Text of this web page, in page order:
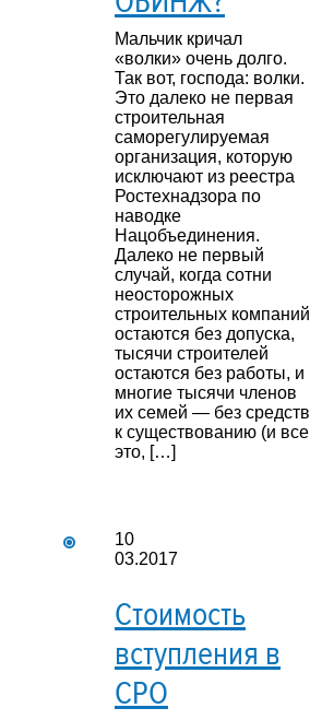
Мальчик кричал
«волки» очень долго.
Так вот, господа: волки.
Это далеко не первая
строительная
саморегулируемая
организация, которую
исключают из реестра
Ростехнадзора по
наводке
Нацобъединения.
Далеко не первый
случай, когда сотни
неосторожных
строительных компаний
остаются без допуска,
тысячи строителей
остаются без работы, и
многие тысячи членов
их семей — без средств
к существованию (и все
это, […]
10
03.2017
Стоимость
вступления в
СРО